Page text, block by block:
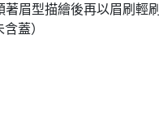
著眉型描繪後再以眉刷輕
蓋）